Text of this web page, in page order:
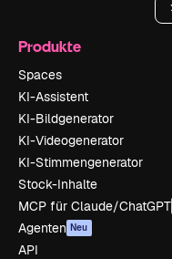
Produkte
Spaces
KI-Assistent
KI-Bildgenerator
KI-Videogenerator
KI-Stimmengenerator
Stock-Inhalte
MCP für Claude/ChatGPT
Agenten Neu
API